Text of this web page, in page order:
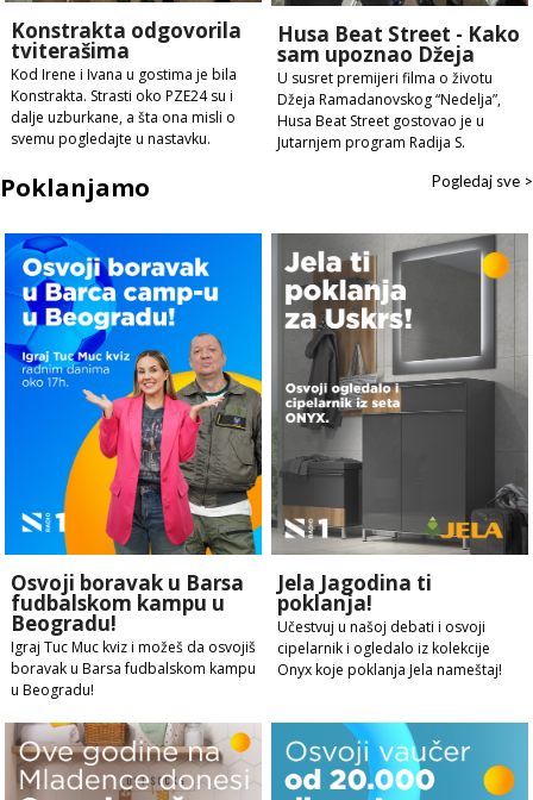
Konstrakta odgovorila
tviterašima
Kod Irene i Ivana u gostima je bila
Konstrakta. Strasti oko PZE24 su i
dalje uzburkane, a šta ona misli o
svemu pogledajte u nastavku.
Husa Beat Street - Kako
sam upoznao Džeja
U susret premijeri filma o životu
Džeja Ramadanovskog “Nedelja”,
Husa Beat Street gostovao je u
Jutarnjem program Radija S.
Poklanjamo Pogledaj sve >
Osvoji boravak u Barsa
fudbalskom kampu u
Beogradu!
Igraj Tuc Muc kviz i možeš da osvojiš
boravak u Barsa fudbalskom kampu
u Beogradu!
Jela Jagodina ti
poklanja!
Učestvuj u našoj debati i osvoji
cipelarnik i ogledalo iz kolekcije
Onyx koje poklanja Jela nameštaj!